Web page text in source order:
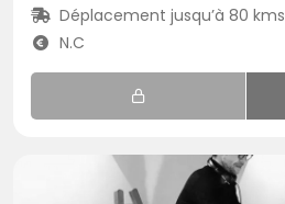
Déplacement jusqu’à 80 kms
N.C